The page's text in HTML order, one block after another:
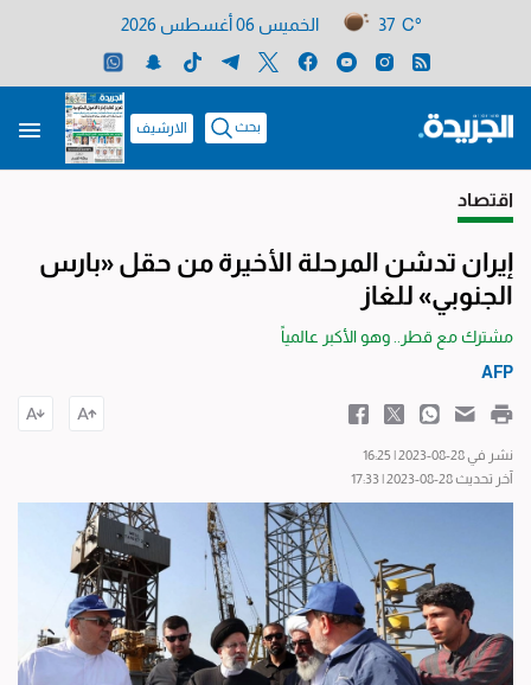
37 C° الخميس 06 أغسطس 2026
بحث الارشيف
اقتصاد
إيران تدشن المرحلة الأخيرة من حقل «بارس
الجنوبي» للغاز
مشترك مع قطر.. وهو الأكبر عالمياً
AFP
نشر في 28-08-2023 | 16:25
آخر تحديث 28-08-2023 | 17:33